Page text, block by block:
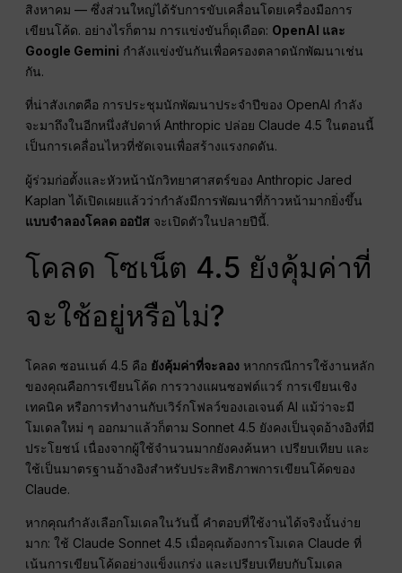
สิงหาคม — ซึ่งส่วนใหญ่ได้รับการขับเคลื่อนโดยเครื่องมือการ
เขียนโค้ด. อย่างไรก็ตาม การแข่งขันก็ดุเดือด: OpenAI และ
Google Gemini กำลังแข่งขันกันเพื่อครองตลาดนักพัฒนาเช่น
กัน.
ที่น่าสังเกตคือ การประชุมนักพัฒนาประจำปีของ OpenAI กำลัง
จะมาถึงในอีกหนึ่งสัปดาห์ Anthropic ปล่อย Claude 4.5 ในตอนนี้
เป็นการเคลื่อนไหวที่ชัดเจนเพื่อสร้างแรงกดดัน.
ผู้ร่วมก่อตั้งและหัวหน้านักวิทยาศาสตร์ของ Anthropic Jared
Kaplan ได้เปิดเผยแล้วว่ากำลังมีการพัฒนาที่ก้าวหน้ามากยิ่งขึ้น
แบบจำลองโคลด ออปัส จะเปิดตัวในปลายปีนี้.
โคลด โซเน็ต 4.5 ยังคุ้มค่าที่
จะใช้อยู่หรือไม่?
โคลด ซอนเนต์ 4.5 คือ ยังคุ้มค่าที่จะลอง หากกรณีการใช้งานหลัก
ของคุณคือการเขียนโค้ด การวางแผนซอฟต์แวร์ การเขียนเชิง
เทคนิค หรือการทำงานกับเวิร์กโฟลว์ของเอเจนต์ AI แม้ว่าจะมี
โมเดลใหม่ ๆ ออกมาแล้วก็ตาม Sonnet 4.5 ยังคงเป็นจุดอ้างอิงที่มี
ประโยชน์ เนื่องจากผู้ใช้จำนวนมากยังคงค้นหา เปรียบเทียบ และ
ใช้เป็นมาตรฐานอ้างอิงสำหรับประสิทธิภาพการเขียนโค้ดของ
Claude.
หากคุณกำลังเลือกโมเดลในวันนี้ คำตอบที่ใช้งานได้จริงนั้นง่าย
มาก: ใช้ Claude Sonnet 4.5 เมื่อคุณต้องการโมเดล Claude ที่
เน้นการเขียนโค้ดอย่างแข็งแกร่ง และเปรียบเทียบกับโมเดล